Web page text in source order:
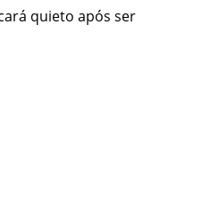
quieto após ser